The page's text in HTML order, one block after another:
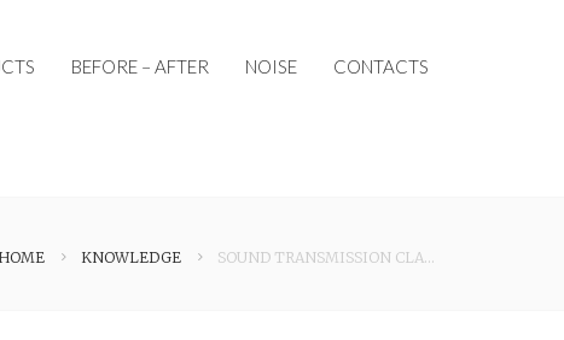
BEFORE – AFTER NOISE CONTACTS
HOME KNOWLEDGE SOUND TRANSMISSION CLASS (STC)